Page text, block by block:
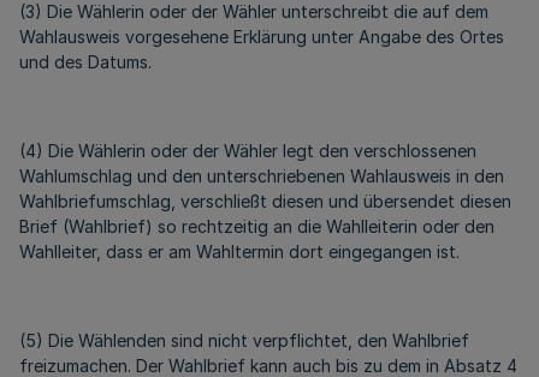
(3) Die Wählerin oder der Wähler unterschreibt die auf dem
Wahlausweis vorgesehene Erklärung unter Angabe des Ortes
und des Datums.
(4) Die Wählerin oder der Wähler legt den verschlossenen
Wahlumschlag und den unterschriebenen Wahlausweis in den
Wahlbriefumschlag, verschließt diesen und übersendet diesen
Brief (Wahlbrief) so rechtzeitig an die Wahlleiterin oder den
Wahlleiter, dass er am Wahltermin dort eingegangen ist.
(5) Die Wählenden sind nicht verpflichtet, den Wahlbrief
freizumachen. Der Wahlbrief kann auch bis zu dem in Absatz 4